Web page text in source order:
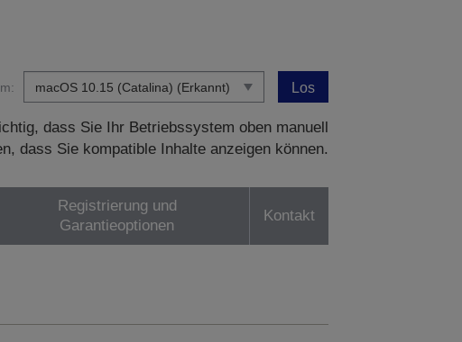
Los
dass Sie Ihr Betriebssystem oben manuell
dass Sie kompatible Inhalte anzeigen können.
Registrierung und
Garantieoptionen
Kontakt